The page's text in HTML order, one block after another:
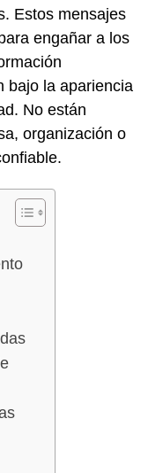
Estos mensajes
engañar a los
bajo la apariencia
No están
organización o